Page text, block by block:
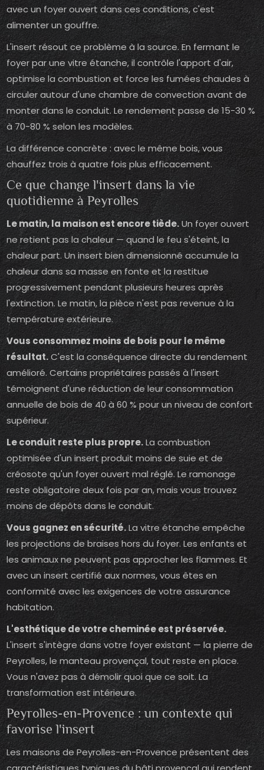
avec un foyer ouvert dans ces conditions, c'est
alimenter un gouffre.
L'insert résout ce problème à la source. En fermant le
foyer par une vitre étanche, il contrôle l'apport d'air,
optimise la combustion et force les fumées chaudes à
circuler autour d'une chambre de convection avant de
monter dans le conduit. Le rendement passe de 15-30 %
à 70-80 % selon les modèles.
La différence concrète : avec le même bois, vous
chauffez trois à quatre fois plus efficacement.
Ce que change l'insert dans la vie
quotidienne à Peyrolles
Le matin, la maison est encore tiède.Un foyer ouvert
ne retient pas la chaleur — quand le feu s'éteint, la
chaleur part. Un insert bien dimensionné accumule la
chaleur dans sa masse en fonte et la restitue
progressivement pendant plusieurs heures après
l'extinction. Le matin, la pièce n'est pas revenue à la
température extérieure.
Vous consommez moins de bois pour le même
résultat.C'est la conséquence directe du rendement
amélioré. Certains propriétaires passés à l'insert
témoignent d'une réduction de leur consommation
annuelle de bois de 40 à 60 % pour un niveau de confort
supérieur.
Le conduit reste plus propre.La combustion
optimisée d'un insert produit moins de suie et de
créosote qu'un foyer ouvert mal réglé. Le ramonage
reste obligatoire deux fois par an, mais vous trouvez
moins de dépôts dans le conduit.
Vous gagnez en sécurité.La vitre étanche empêche
les projections de braises hors du foyer. Les enfants et
les animaux ne peuvent pas approcher les flammes. Et
avec un insert certifié aux normes, vous êtes en
conformité avec les exigences de votre assurance
habitation.
L'esthétique de votre cheminée est préservée.
L'insert s'intègre dans votre foyer existant — la pierre de
Peyrolles, le manteau provençal, tout reste en place.
Vous n'avez pas à démolir quoi que ce soit. La
transformation est intérieure.
Peyrolles-en-Provence : un contexte qui
favorise l'insert
Les maisons de Peyrolles-en-Provence présentent des